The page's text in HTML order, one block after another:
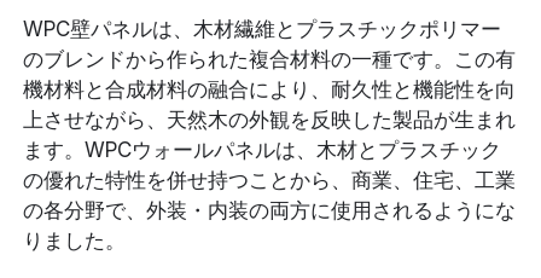
WPC壁パネルは、木材繊維とプラスチックポリマー
のブレンドから作られた複合材料の一種です。この有
機材料と合成材料の融合により、耐久性と機能性を向
上させながら、天然木の外観を反映した製品が生まれ
ます。WPCウォールパネルは、木材とプラスチック
の優れた特性を併せ持つことから、商業、住宅、工業
の各分野で、外装・内装の両方に使用されるようにな
りました。